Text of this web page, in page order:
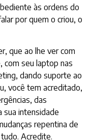
às ordens do
por quem o criou, o
que ao lhe ver com
com seu laptop nas
dando suporte ao
você tem acreditado,
das
sua intensidade
repentina de
Acredite.